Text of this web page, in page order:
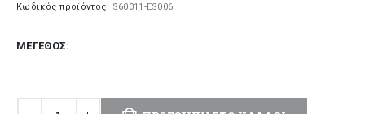
was:
τιμή
Κωδικός προϊόντος: S60011-ES006
ΜΈΓΕΘΟΣ